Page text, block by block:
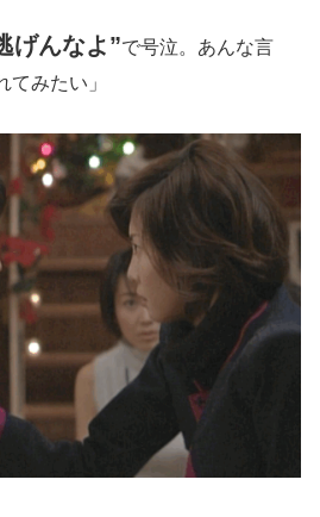
げんなよ”で号泣。あんな言
てみたい」